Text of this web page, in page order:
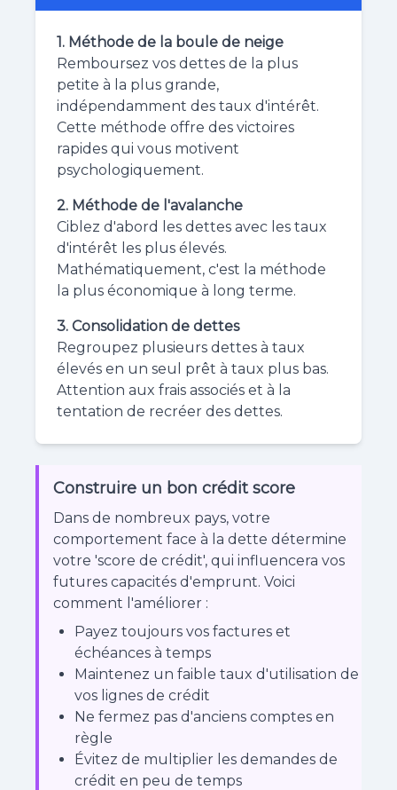
1. Méthode de la boule de neige
Remboursez vos dettes de la plus
petite à la plus grande,
indépendamment des taux d'intérêt.
Cette méthode offre des victoires
rapides qui vous motivent
psychologiquement.
2. Méthode de l'avalanche
Ciblez d'abord les dettes avec les taux
d'intérêt les plus élevés.
Mathématiquement, c'est la méthode
la plus économique à long terme.
3. Consolidation de dettes
Regroupez plusieurs dettes à taux
élevés en un seul prêt à taux plus bas.
Attention aux frais associés et à la
tentation de recréer des dettes.
Construire un bon crédit score
Dans de nombreux pays, votre
comportement face à la dette détermine
votre 'score de crédit', qui influencera vos
futures capacités d'emprunt. Voici
comment l'améliorer :
Payez toujours vos factures et
échéances à temps
Maintenez un faible taux d'utilisation de
vos lignes de crédit
Ne fermez pas d'anciens comptes en
règle
Évitez de multiplier les demandes de
crédit en peu de temps